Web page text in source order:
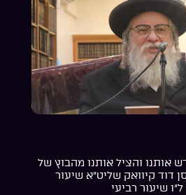
אותנו והציל אותנו מהבוץ של
דוד קיוואק שליט”א שיעור
שיעור רביעי